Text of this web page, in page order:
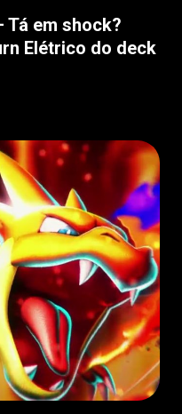
Tá em shock?
Elétrico do deck